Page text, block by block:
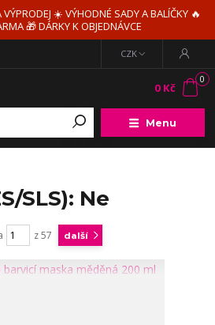
☀️ VÝHODNÉ SADY A BALÍČKY 🔥
🎁 DÁRKY K OBJEDNÁVCE
Menu
CZK
0
0 Kč
SLS): Ne
z 57 další